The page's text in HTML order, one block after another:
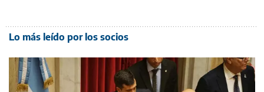
Lo más leído por los socios